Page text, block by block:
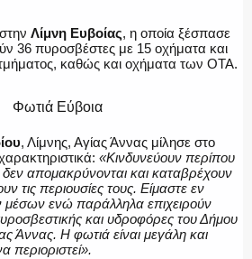
Λίμνη Ευβοίας, η οποία ξέσπασε
36 πυροσβέστες με 15 οχήματα και
καθώς και οχήματα των ΟΤΑ.
, Λίμνης, Αγίας Άννας μίλησε στο
«Κινδυνεύουν περίπου
δεν απομακρύνονται και καταβρέχουν
τις περιουσίες τους. Είμαστε εν
ενώ παράλληλα επιχειρούν
και υδροφόρες του Δήμου
Άννας. Η φωτιά είναι μεγάλη και
περιοριστεί».